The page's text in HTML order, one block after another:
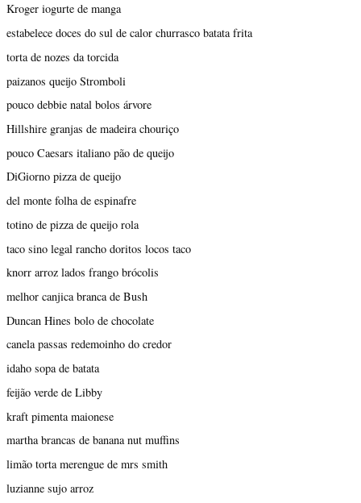
Kroger iogurte de manga
estabelece doces do sul de calor churrasco batata frita
torta de nozes da torcida
paizanos queijo Stromboli
pouco debbie natal bolos árvore
Hillshire granjas de madeira chouriço
pouco Caesars italiano pão de queijo
DiGiorno pizza de queijo
del monte folha de espinafre
totino de pizza de queijo rola
taco sino legal rancho doritos locos taco
knorr arroz lados frango brócolis
melhor canjica branca de Bush
Duncan Hines bolo de chocolate
canela passas redemoinho do credor
idaho sopa de batata
feijão verde de Libby
kraft pimenta maionese
martha brancas de banana nut muffins
limão torta merengue de mrs smith
luzianne sujo arroz